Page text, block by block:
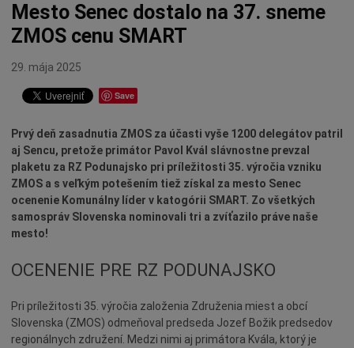
Spravodajstvo
Parkovacia politika
Kultúra
Ocenenia
Údržba
Doprava
Oznamy
Mestský úrad
Projekty
Primátor
Napísali o nás
Osobnosti
Mesto Senec dostalo na 37. sneme
ZMOS cenu SMART
29. mája 2025
Save
Prvý deň zasadnutia ZMOS za účasti vyše 1200 delegátov patril
aj Sencu, pretože primátor Pavol Kvál slávnostne prevzal
plaketu za RZ Podunajsko pri príležitosti 35. výročia vzniku
ZMOS a s veľkým potešením tiež získal za mesto Senec
ocenenie Komunálny líder v katogórii SMART. Zo všetkých
samospráv Slovenska nominovali tri a zvíťazilo práve naše
mesto!
OCENENIE PRE RZ PODUNAJSKO
Pri príležitosti 35. výročia založenia Združenia miest a obcí
Slovenska (ZMOS) odmeňoval predseda Jozef Božik predsedov
regionálnych združení. Medzi nimi aj primátora Kvála, ktorý je